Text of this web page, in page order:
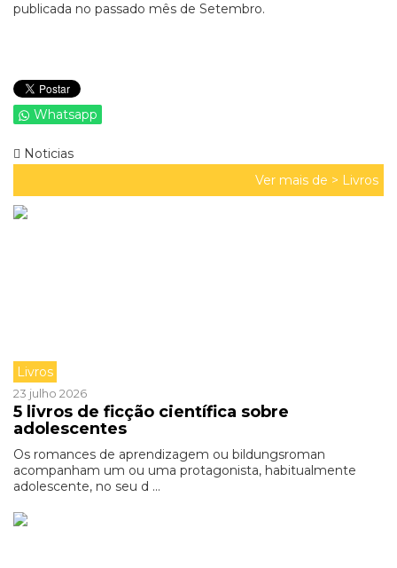
publicada no passado mês de Setembro.
Whatsapp
Noticias
Ver mais de > Livros
Livros
23 julho 2026
5 livros de ficção científica sobre
adolescentes
Os romances de aprendizagem ou bildungsroman
acompanham um ou uma protagonista, habitualmente
adolescente, no seu d ...